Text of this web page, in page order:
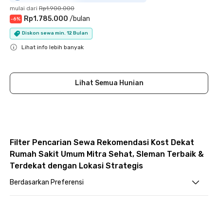
mulai dari Rp1.900.000
-6% Rp1.785.000 /bulan
Diskon sewa min. 12 Bulan
Lihat info lebih banyak
Lihat Semua Hunian
Filter Pencarian Sewa Rekomendasi Kost Dekat
Rumah Sakit Umum Mitra Sehat, Sleman Terbaik &
Terdekat dengan Lokasi Strategis
Berdasarkan Preferensi